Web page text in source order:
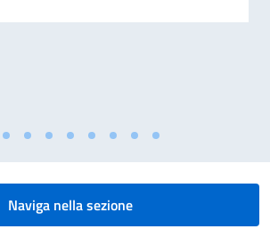
Naviga nella sezione